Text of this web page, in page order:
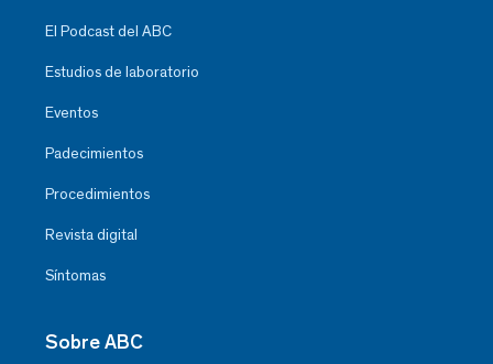
El Podcast del ABC
Estudios de laboratorio
Eventos
Padecimientos
Procedimientos
Revista digital
Síntomas
Sobre ABC